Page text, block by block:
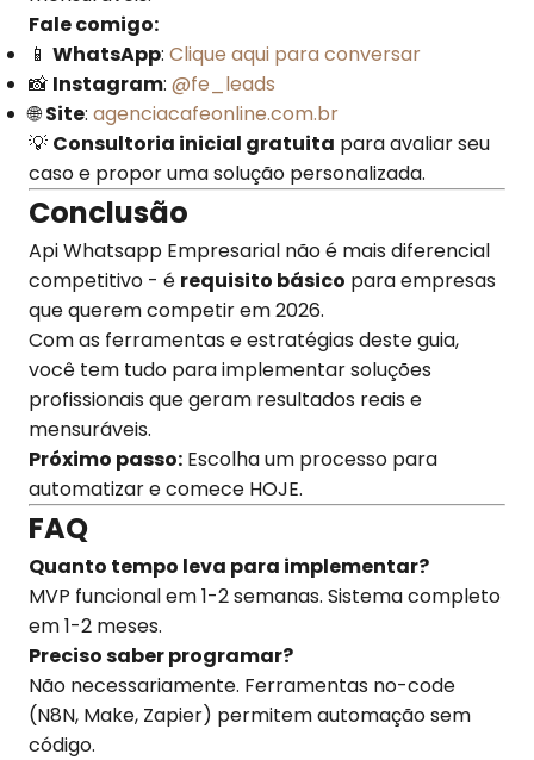
Fale comigo:
📱 WhatsApp: Clique aqui para conversar
📸 Instagram: @fe_leads
🌐Site: agenciacafeonline.com.br
💡 Consultoria inicial gratuita para avaliar seu
caso e propor uma solução personalizada.
Conclusão
Api Whatsapp Empresarial não é mais diferencial
competitivo - é requisito básico para empresas
que querem competir em 2026.
Com as ferramentas e estratégias deste guia,
você tem tudo para implementar soluções
profissionais que geram resultados reais e
mensuráveis.
Próximo passo: Escolha um processo para
automatizar e comece HOJE.
FAQ
Quanto tempo leva para implementar?
MVP funcional em 1-2 semanas. Sistema completo
em 1-2 meses.
Preciso saber programar?
Não necessariamente. Ferramentas no-code
(N8N, Make, Zapier) permitem automação sem
código.